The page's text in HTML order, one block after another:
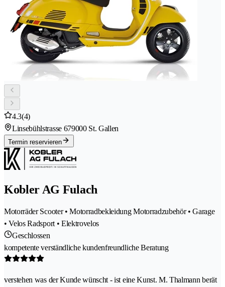
4.3(4)
Linsebühlstrasse 679000 St. Gallen
Termin reservieren
Kobler AG Fulach
Motorräder Scooter • Motorradbekleidung Motorradzubehör • Garage
• Velos Radsport • Elektrovelos
Geschlossen
kompetente verständliche kundenfreundliche Beratung
verstehen was der Kunde wünscht - ist eine Kunst. M. Thalmann berät